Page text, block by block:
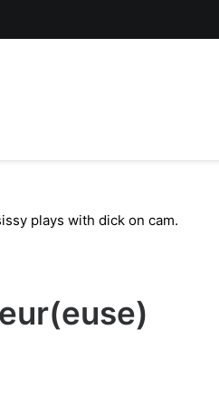
plays with dick on cam.